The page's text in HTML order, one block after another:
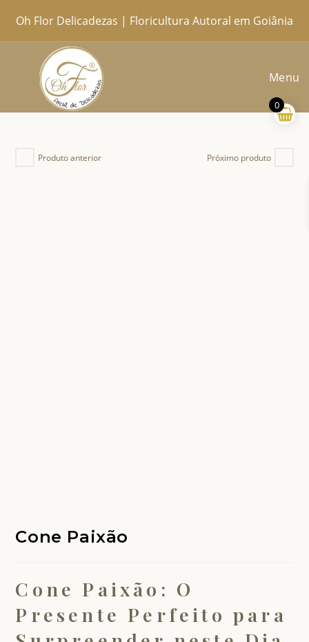
para
o
Oh Flor Delicadezas | Floricultura Autoral em Goiânia
Menu
Produto anterior Próximo produto
Cone Paixão
Cone Paixão: O
Presente Perfeito para
0